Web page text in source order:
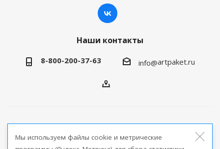
Наши контакты
8-800-200-37-63 info@artpaket.ru
продукции
Мы используем файлы cookie и метрические